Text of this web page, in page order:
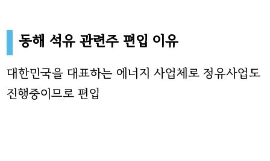
동해 석유 관련주 편입 이유
대한민국을 대표하는 에너지 사업체로 정유사업도
진행중이므로 편입